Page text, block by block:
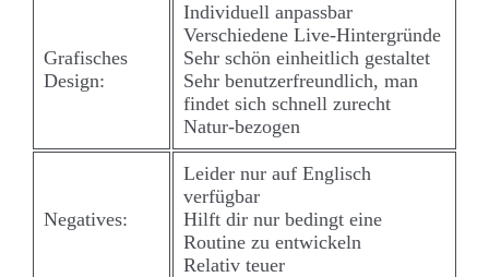
Grafisches
Design:
Individuell anpassbar
Verschiedene Live-Hintergründe
Sehr schön einheitlich gestaltet
Sehr benutzerfreundlich, man
findet sich schnell zurecht
Natur-bezogen
Negatives:
Leider nur auf Englisch
verfügbar
Hilft dir nur bedingt eine
Routine zu entwickeln
Relativ teuer